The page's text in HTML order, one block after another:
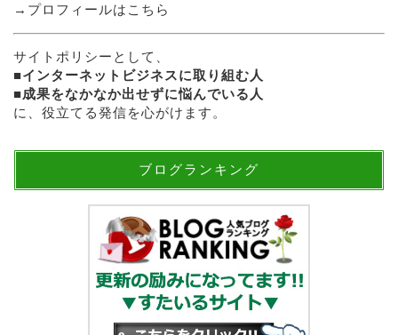
→ プロフィールはこちら
サイトポリシーとして、
■インターネットビジネスに取り組む人
■成果をなかなか出せずに悩んでいる人
に、役立てる発信を心がけます。
ブログランキング